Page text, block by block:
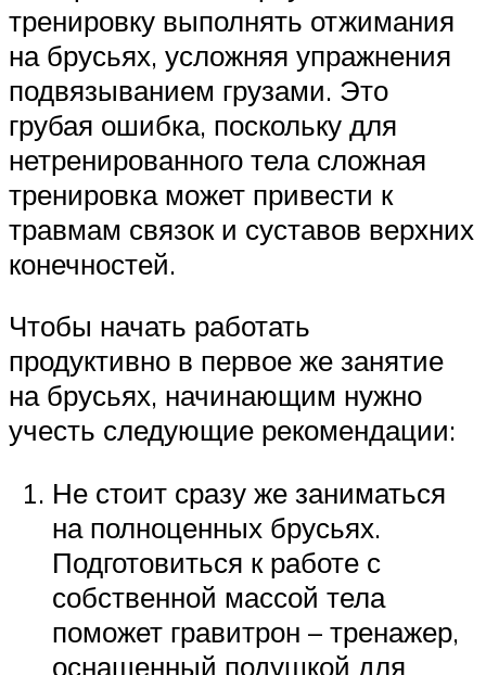
тренировку выполнять отжимания
на брусьях, усложняя упражнения
подвязыванием грузами. Это
грубая ошибка, поскольку для
нетренированного тела сложная
тренировка может привести к
травмам связок и суставов верхних
конечностей.
Чтобы начать работать
продуктивно в первое же занятие
на брусьях, начинающим нужно
учесть следующие рекомендации:
Не стоит сразу же заниматься
на полноценных брусьях.
Подготовиться к работе с
собственной массой тела
поможет гравитрон – тренажер,
оснащенный подушкой для